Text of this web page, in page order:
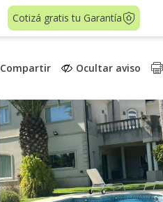
Cotizá gratis tu Garantía
Compartir Ocultar aviso